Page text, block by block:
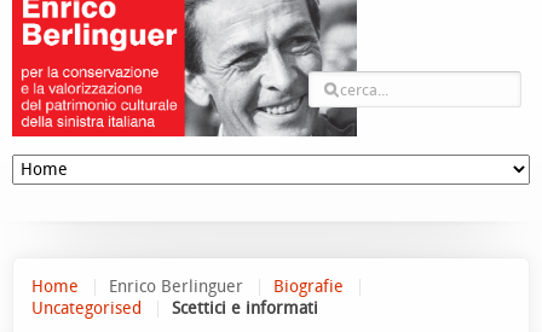
Home Enrico Berlinguer
Biografie
Uncategorised
Scettici e informati